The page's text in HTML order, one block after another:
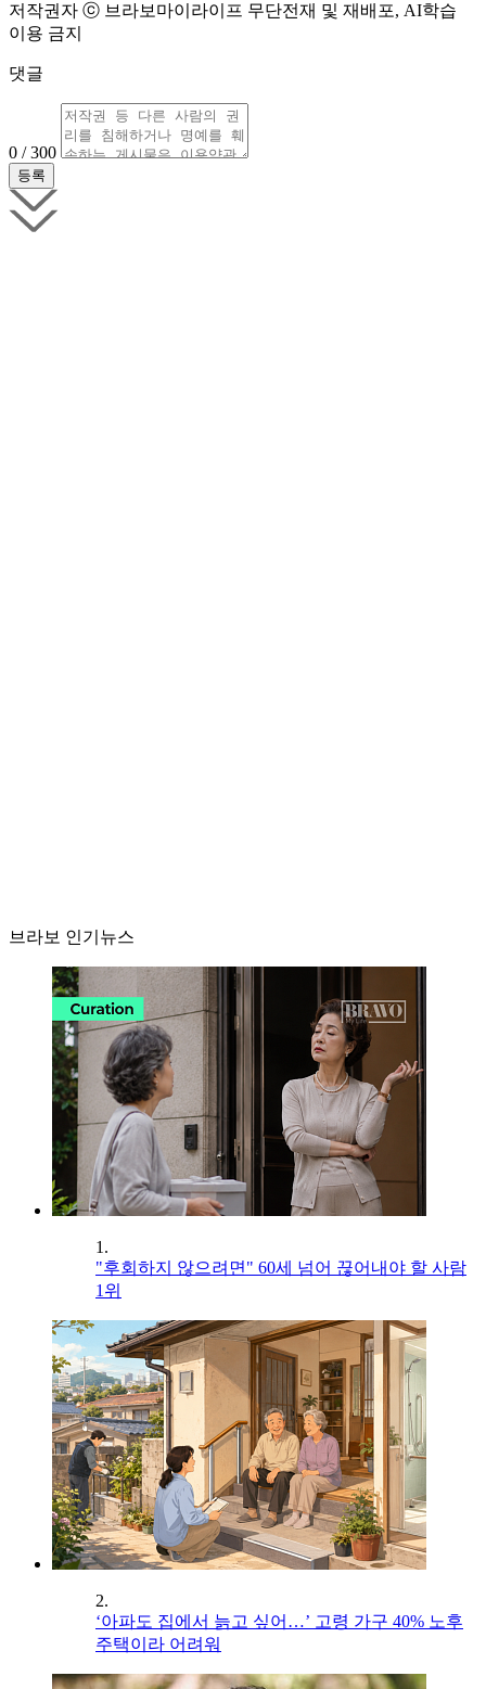
저작권자 ⓒ 브라보마이라이프 무단전재 및 재배포, AI학습
이용 금지
댓글
0 / 300
브라보 인기뉴스
1.
"후회하지 않으려면" 60세 넘어 끊어내야 할 사람
1위
2.
‘아파도 집에서 늙고 싶어…’ 고령 가구 40% 노후
주택이라 어려워